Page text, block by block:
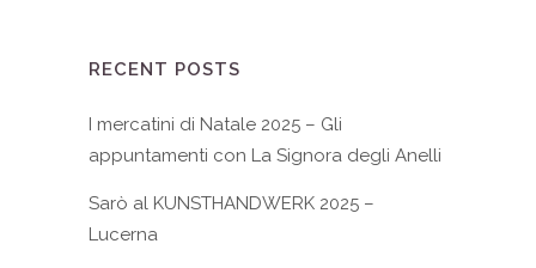
RECENT POSTS
I mercatini di Natale 2025 – Gli
appuntamenti con La Signora degli Anelli
Sarò al KUNSTHANDWERK 2025 –
Lucerna